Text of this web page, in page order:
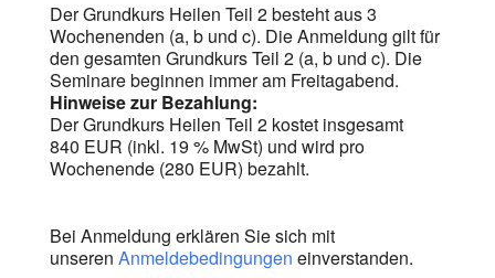
Der Grundkurs Heilen Teil 2 besteht aus 3
Wochenenden (a, b und c). Die Anmeldung gilt für
den gesamten Grundkurs Teil 2 (a, b und c). Die
Seminare beginnen immer am Freitagabend.
Hinweise zur Bezahlung:
Der Grundkurs Heilen Teil 2 kostet insgesamt
840 EUR (inkl. 19 % MwSt) und wird pro
Wochenende (280 EUR) bezahlt.
Bei Anmeldung erklären Sie sich mit
unseren Anmeldebedingungen einverstanden.